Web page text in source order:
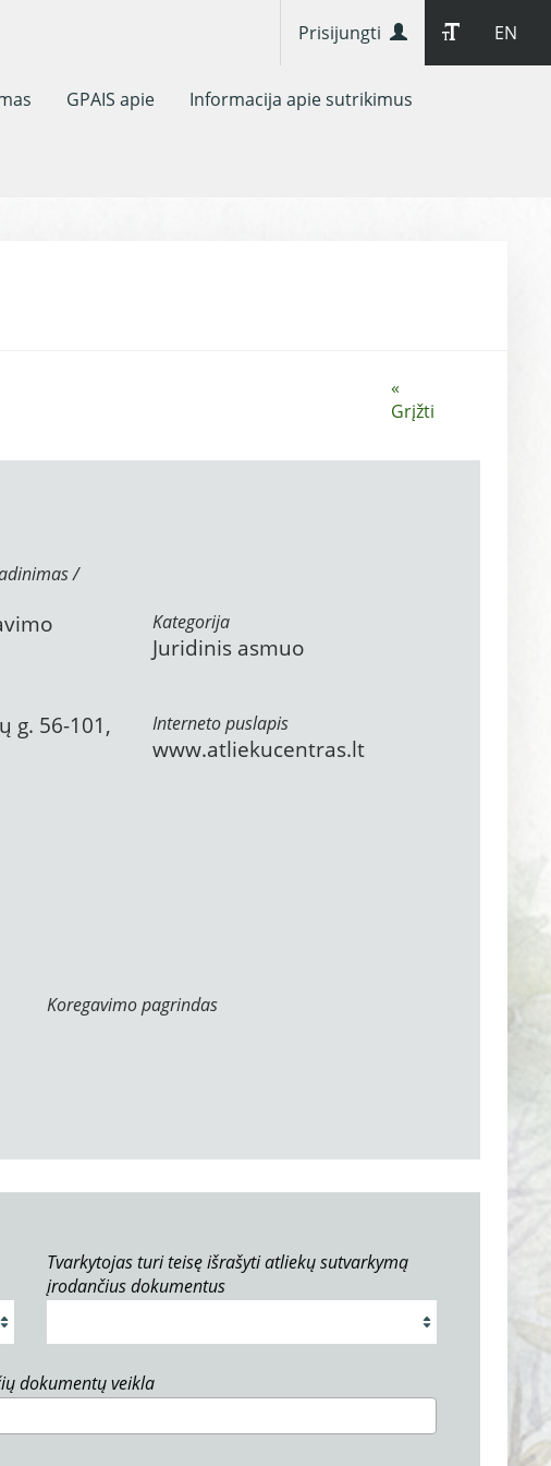
EN
Prisijungti
GPAIS apie Informacija apie sutrikimus
«
Grįžti
/
Kategorija
Juridinis asmuo
g. 56-101,
Interneto puslapis
www.atliekucentras.lt
Koregavimo pagrindas
Tvarkytojas turi teisę išrašyti atliekų sutvarkymą
įrodančius dokumentus
dokumentų veikla